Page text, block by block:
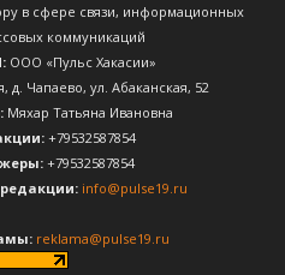
в сфере связи, информационных
коммуникаций
ООО «Пульс Хакасии»
д. Чапаево, ул. Абаканская, 52
Мяхар Татьяна Ивановна
+79532587854
+79532587854
info@pulse19.ru
reklama@pulse19.ru